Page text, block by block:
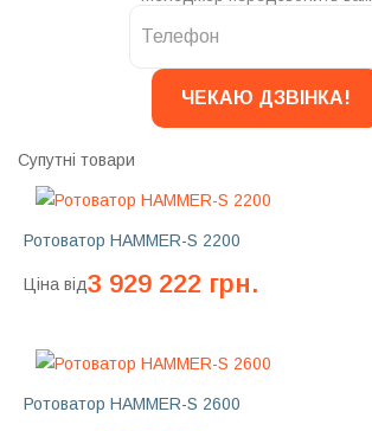
Супутні товари
Ротоватор HAMMER-S 2200
Ціна від3 929 222 грн.
Ротоватор HAMMER-S 2600